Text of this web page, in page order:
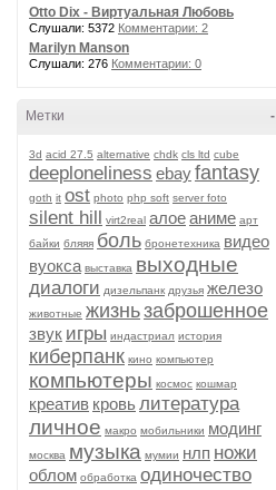
Otto Dix - Виртуальная Любовь
Слушали: 5372 Комментарии: 2
Marilyn Manson
Слушали: 276 Комментарии: 0
-
Метки
3d acid 27.5 alternative chdk cls ltd cube
deeploneliness ebayfantasy
goth it ost photo php soft server foto
silent hill virt2real алоеаниме арт
байки бляяя боль бронетехника видео
вуокса выставка выходные
диалоги дизельпанк друзья железо
животные жизньзаброшенное
звук игры индастриал история
киберпанк кино компьютер
компьютеры космос кошмар
креатив кровьлитература
личное макро мобильники модинг
москва музыка мумии нлп ножи
облом обработка одиночество